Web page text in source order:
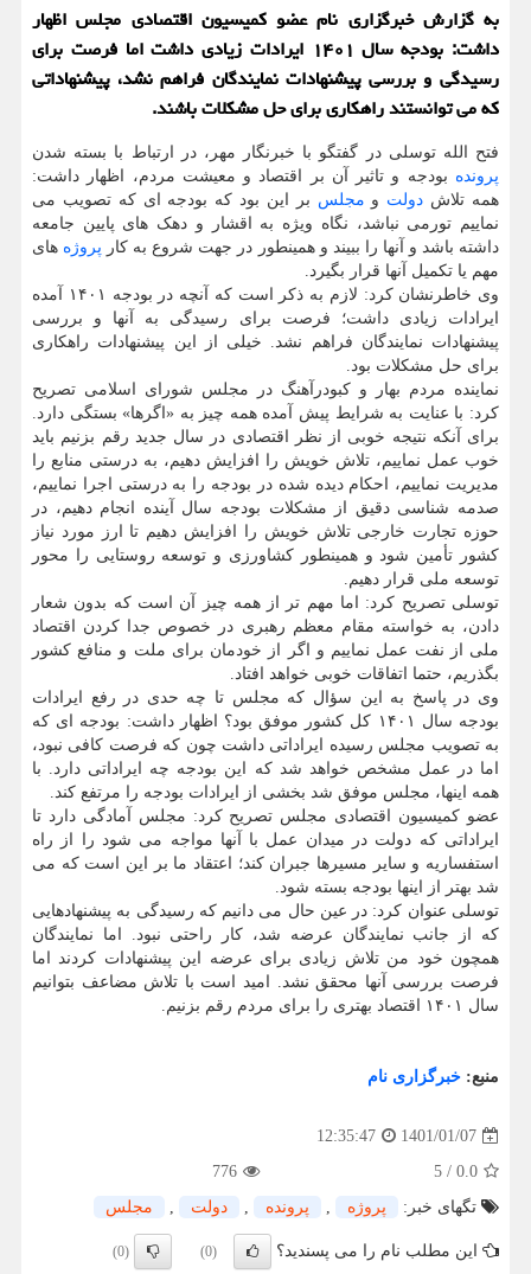
به گزارش خبرگزاری نام عضو کمیسیون اقتصادی مجلس اظهار
داشت: بودجه سال ۱۴۰۱ ایرادات زیادی داشت اما فرصت برای
رسیدگی و بررسی پیشنهادات نمایندگان فراهم نشد، پیشنهاداتی
که می توانستند راهکاری برای حل مشکلات باشند.
فتح الله توسلی در گفتگو با خبرنگار مهر، در ارتباط با بسته شدن
پرونده بودجه و تاثیر آن بر اقتصاد و معیشت مردم، اظهار داشت:
همه تلاش دولت و مجلس بر این بود که بودجه ای که تصویب می
نماییم تورمی نباشد، نگاه ویژه به اقشار و دهک های پایین جامعه
داشته باشد و آنها را ببیند و همینطور در جهت شروع به کار پروژه های
مهم یا تکمیل آنها قرار بگیرد.
وی خاطرنشان کرد: لازم به ذکر است که آنچه در بودجه ۱۴۰۱ آمده
ایرادات زیادی داشت؛ فرصت برای رسیدگی به آنها و بررسی
پیشنهادات نمایندگان فراهم نشد. خیلی از این پیشنهادات راهکاری
برای حل مشکلات بود.
نماینده مردم بهار و کبودرآهنگ در مجلس شورای اسلامی تصریح
کرد: با عنایت به شرایط پیش آمده همه چیز به «اگرها» بستگی دارد.
برای آنکه نتیجه خوبی از نظر اقتصادی در سال جدید رقم بزنیم باید
خوب عمل نماییم، تلاش خویش را افزایش دهیم، به درستی منابع را
مدیریت نماییم، احکام دیده شده در بودجه را به درستی اجرا نماییم،
صدمه شناسی دقیق از مشکلات بودجه سال آینده انجام دهیم، در
حوزه تجارت خارجی تلاش خویش را افزایش دهیم تا ارز مورد نیاز
کشور تأمین شود و همینطور کشاورزی و توسعه روستایی را محور
توسعه ملی قرار دهیم.
توسلی تصریح کرد: اما مهم تر از همه چیز آن است که بدون شعار
دادن، به خواسته مقام معظم رهبری در خصوص جدا کردن اقتصاد
ملی از نفت عمل نماییم و اگر از خودمان برای ملت و منافع کشور
بگذریم، حتما اتفاقات خوبی خواهد افتاد.
وی در پاسخ به این سؤال که مجلس تا چه حدی در رفع ایرادات
بودجه سال ۱۴۰۱ کل کشور موفق بود؟ اظهار داشت: بودجه ای که
به تصویب مجلس رسیده ایراداتی داشت چون که فرصت کافی نبود،
اما در عمل مشخص خواهد شد که این بودجه چه ایراداتی دارد. با
همه اینها، مجلس موفق شد بخشی از ایرادات بودجه را مرتفع کند.
عضو کمیسیون اقتصادی مجلس تصریح کرد: مجلس آمادگی دارد تا
ایراداتی که دولت در میدان عمل با آنها مواجه می شود را از راه
استفساریه و سایر مسیرها جبران کند؛ اعتقاد ما بر این است که می
شد بهتر از اینها بودجه بسته شود.
توسلی عنوان کرد: در عین حال می دانیم که رسیدگی به پیشنهادهایی
که از جانب نمایندگان عرضه شد، کار راحتی نبود. اما نمایندگان
همچون خود من تلاش زیادی برای عرضه این پیشنهادات کردند اما
فرصت بررسی آنها محقق نشد. امید است با تلاش مضاعف بتوانیم
سال ۱۴۰۱ اقتصاد بهتری را برای مردم رقم بزنیم.
منبع: خبرگزاری نام
1401/01/07
12:35:47
0.0
/
5
776
تگهای خبر:
پروژه , پرونده , دولت , مجلس
این مطلب نام را می پسندید؟ (0)
(0)